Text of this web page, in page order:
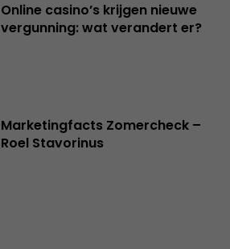
Online casino’s krijgen nieuwe
vergunning: wat verandert er?
Marketingfacts Zomercheck –
Roel Stavorinus